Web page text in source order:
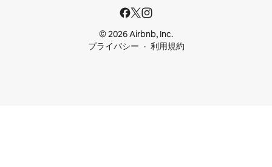
© 2026 Airbnb, Inc.
プライバシー
利用規約